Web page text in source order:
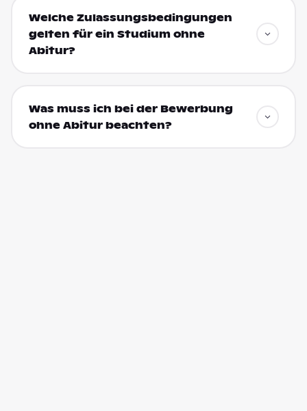
Welche Zulassungsbedingungen
gelten für ein Studium ohne
Abitur?
Was muss ich bei der Bewerbung
ohne Abitur beachten?